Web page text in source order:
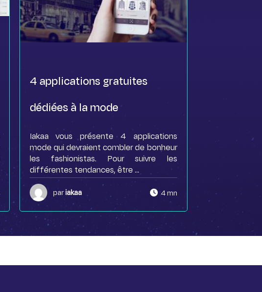
4 applications gratuites
dédiées à la mode
Iakaa vous présente 4 applications
mode qui devraient combler de bonheur
les fashionistas. Pour suivre les
différentes tendances, être ...
pariakaa 4 mn